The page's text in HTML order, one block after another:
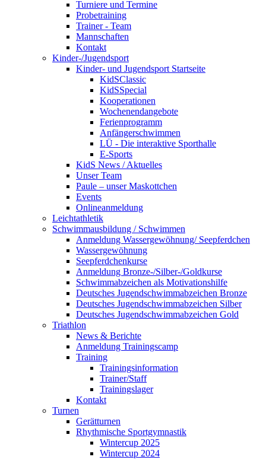
Turniere und Termine
Probetraining
Trainer - Team
Mannschaften
Kontakt
Kinder-/Jugendsport
Kinder- und Jugendsport Startseite
KidSClassic
KidSSpecial
Kooperationen
Wochenendangebote
Ferienprogramm
Anfängerschwimmen
LÜ - Die interaktive Sporthalle
E-Sports
KidS News / Aktuelles
Unser Team
Paule – unser Maskottchen
Events
Onlineanmeldung
Leichtathletik
Schwimmausbildung / Schwimmen
Anmeldung Wassergewöhnung/ Seepferdchen
Wassergewöhnung
Seepferdchenkurse
Anmeldung Bronze-/Silber-/Goldkurse
Schwimmabzeichen als Motivationshilfe
Deutsches Jugendschwimmabzeichen Bronze
Deutsches Jugendschwimmabzeichen Silber
Deutsches Jugendschwimmabzeichen Gold
Triathlon
News & Berichte
Anmeldung Trainingscamp
Training
Trainingsinformation
Trainer/Staff
Trainingslager
Kontakt
Turnen
Gerätturnen
Rhythmische Sportgymnastik
Wintercup 2025
Wintercup 2024